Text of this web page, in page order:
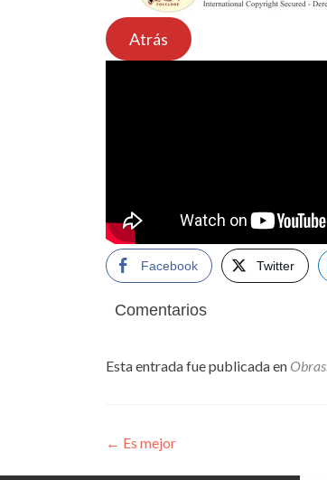
Atrás
Facebook Twitter
Comentarios
Esta entrada fue publicada en Obras
Navegación
← Es mejor